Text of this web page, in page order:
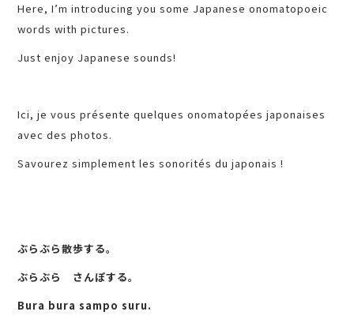
Here, I’m introducing you some Japanese onomatopoeic
words with pictures.
Just enjoy Japanese sounds!
Ici, je vous présente quelques onomatopées japonaises
avec des photos.
Savourez simplement les sonorités du japonais !
ぶらぶら散歩する。
ぶらぶら さんぽする。
Bura bura sampo suru.